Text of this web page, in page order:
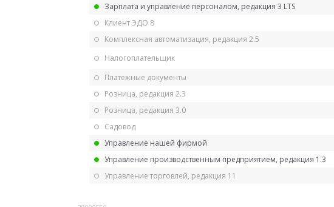
Зарплата и управление персоналом, редакция 3 LTS
Клиент ЭДО 8
Комплексная автоматизация, редакция 2.5
Налогоплательщик
Платежные документы
Розница, редакция 2.3
Розница, редакция 3.0
Садовод
Управление нашей фирмой
Управление производственным предприятием, редакция 1.3
Управление торговлей, редакция 11